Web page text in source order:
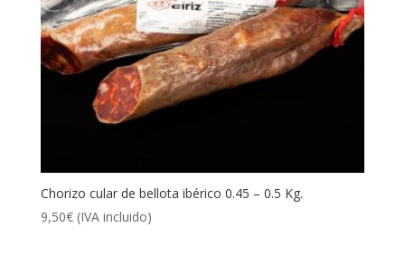
Chorizo cular de bellota ibérico 0.45 – 0.5 Kg.
9,50€ (IVA incluido)